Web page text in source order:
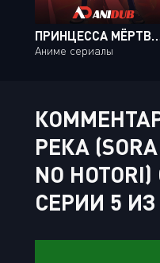
ПРИНЦЕССА МЁРТВЫХ: КРАСНАЯ ХРОНИКА /
Аниме сериалы
РЕКА
NO
СЕРИИ 5 ИЗ